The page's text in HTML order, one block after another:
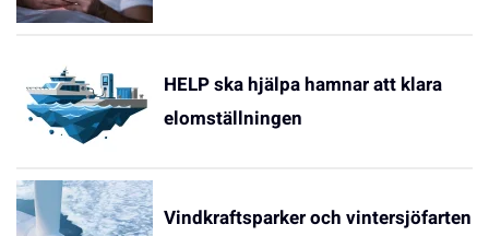
HELP ska hjälpa hamnar att klara
elomställningen
Vindkraftsparker och vintersjöfarten